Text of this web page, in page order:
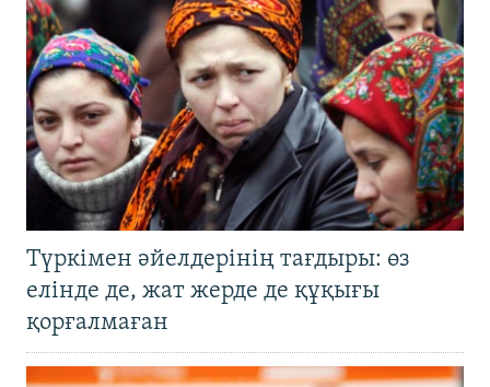
Түркімен әйелдерінің тағдыры: өз
елінде де, жат жерде де құқығы
қорғалмаған